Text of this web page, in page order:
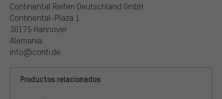
Continental Reifen Deutschland GmbH
Continental-Plaza 1
30175 Hannover
Alemania
info@conti.de
Productos relacionados